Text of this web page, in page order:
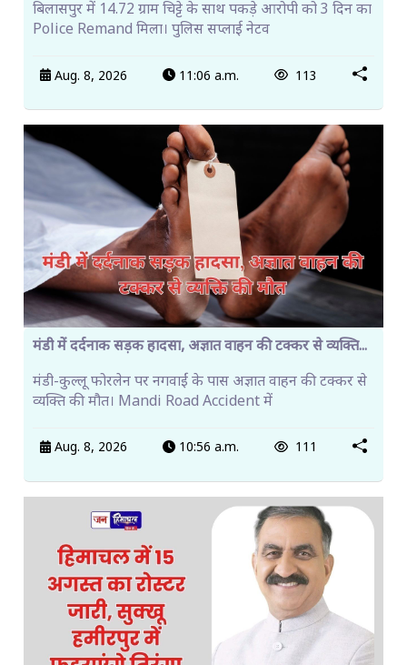
बिलासपुर में 14.72 ग्राम चिट्टे के साथ पकड़े आरोपी को 3 दिन का
Police Remand मिला। पुलिस सप्लाई नेटव
Aug. 8, 2026 11:06 a.m. 113
मंडी में दर्दनाक सड़क हादसा, अज्ञात वाहन की टक्कर से व्यक्ति...
मंडी-कुल्लू फोरलेन पर नगवाईं के पास अज्ञात वाहन की टक्कर से
व्यक्ति की मौत। Mandi Road Accident में
Aug. 8, 2026 10:56 a.m. 111